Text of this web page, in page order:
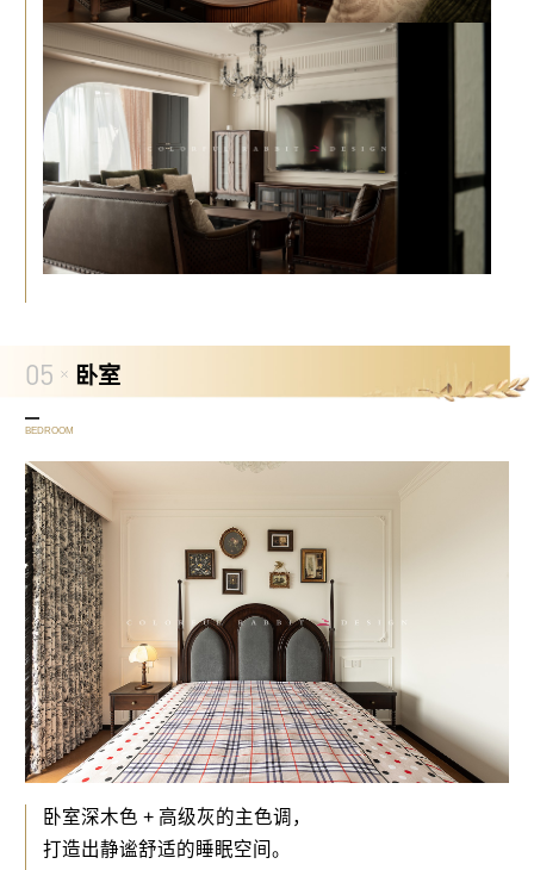
05 卧室
BEDROOM
卧室深木色 + 高级灰的主色调，
打造出静谧舒适的睡眠空间。